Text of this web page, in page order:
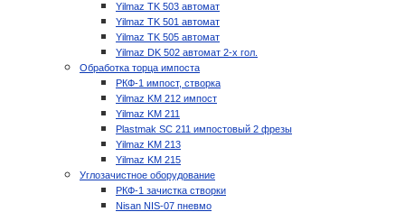
Yilmaz TK 503 автомат
Yilmaz TK 501 автомат
Yilmaz TK 505 автомат
Yilmaz DK 502 автомат 2-х гол.
Обработка торца импоста
РКФ-1 импост, створка
Yilmaz KM 212 импост
Yilmaz KM 211
Plastmak SC 211 импостовый 2 фрезы
Yilmaz KM 213
Yilmaz KM 215
Углозачистное оборудование
РКФ-1 зачистка створки
Nisan NIS-07 пневмо